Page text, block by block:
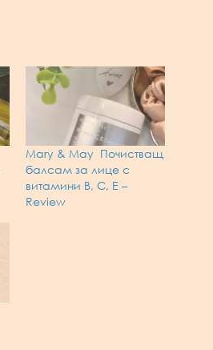
Mary & May Почистващ
балсам за лице с
витамини B, C, E –
Review